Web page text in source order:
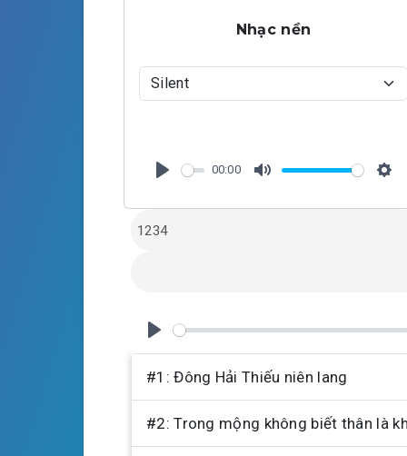
Nhạc nền
00:00
P
l
a
y
#1: Đông Hải Thiếu niên lang
#2: Trong mộng không biết thân là